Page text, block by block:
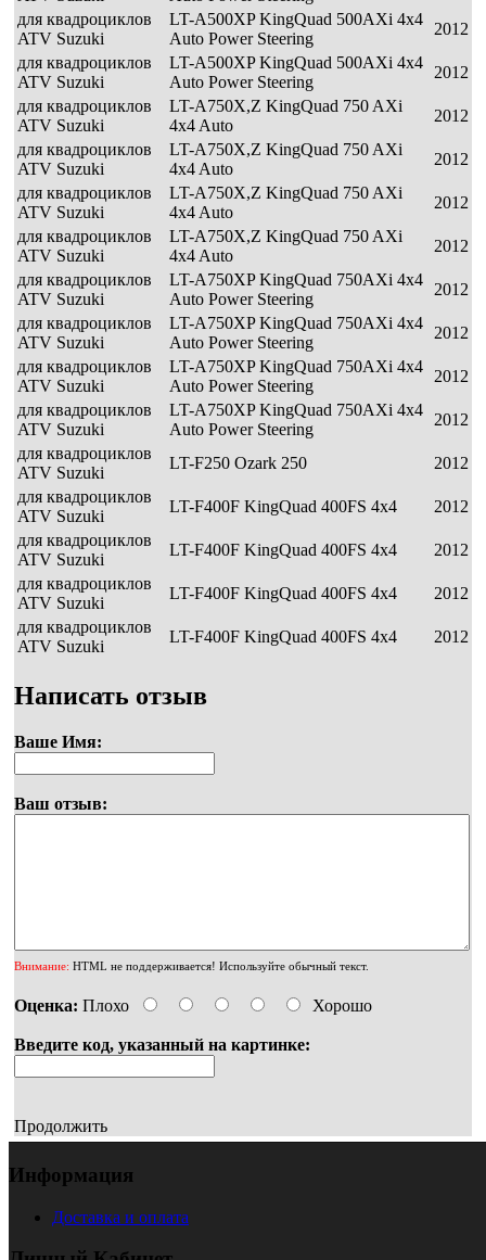
для квадроциклов
ATV Suzuki
LT-A500XP KingQuad 500AXi 4x4
Auto Power Steering
2012
для квадроциклов
ATV Suzuki
LT-A500XP KingQuad 500AXi 4x4
Auto Power Steering
2012
для квадроциклов
ATV Suzuki
LT-A750X,Z KingQuad 750 AXi
4x4 Auto
2012
для квадроциклов
ATV Suzuki
LT-A750X,Z KingQuad 750 AXi
4x4 Auto
2012
для квадроциклов
ATV Suzuki
LT-A750X,Z KingQuad 750 AXi
4x4 Auto
2012
для квадроциклов
ATV Suzuki
LT-A750X,Z KingQuad 750 AXi
4x4 Auto
2012
для квадроциклов
ATV Suzuki
LT-A750XP KingQuad 750AXi 4x4
Auto Power Steering
2012
для квадроциклов
ATV Suzuki
LT-A750XP KingQuad 750AXi 4x4
Auto Power Steering
2012
для квадроциклов
ATV Suzuki
LT-A750XP KingQuad 750AXi 4x4
Auto Power Steering
2012
для квадроциклов
ATV Suzuki
LT-A750XP KingQuad 750AXi 4x4
Auto Power Steering
2012
для квадроциклов
ATV Suzuki
LT-F250 Ozark 250
2012
для квадроциклов
ATV Suzuki
LT-F400F KingQuad 400FS 4x4
2012
для квадроциклов
ATV Suzuki
LT-F400F KingQuad 400FS 4x4
2012
для квадроциклов
ATV Suzuki
LT-F400F KingQuad 400FS 4x4
2012
для квадроциклов
ATV Suzuki
LT-F400F KingQuad 400FS 4x4 2012
Написать отзыв
Ваше Имя:
Ваш отзыв:
Внимание: HTML не поддерживается! Используйте обычный текст.
Оценка: Плохо Хорошо
Введите код, указанный на картинке:
Продолжить
Информация
Доставка и оплата